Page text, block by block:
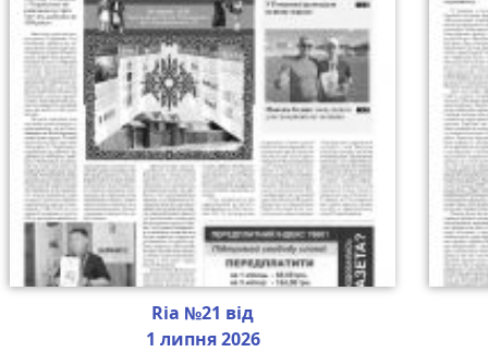
Ria №21 від
1 липня 2026